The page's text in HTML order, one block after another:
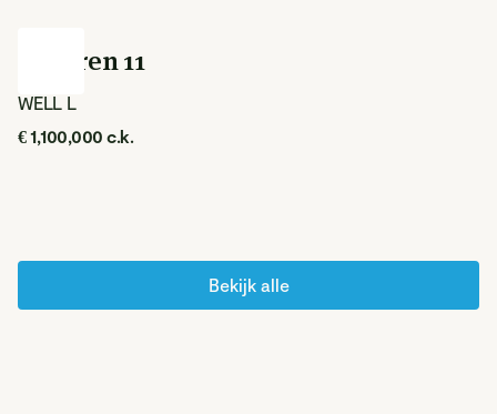
Elsteren 11
WELL L
€ 1,100,000 c.k.
Bekijk alle